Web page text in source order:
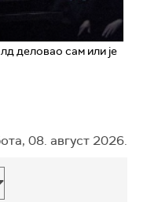
деловао сам или је
08. август 2026.